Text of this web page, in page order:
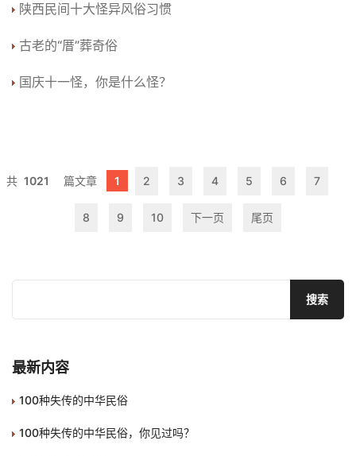
陕西民间十大怪异风俗习惯
古老的“厝”葬奇俗
国庆十一怪，你是什么怪？
1021 1 2 3 4 5 6 7
8 9 10 下一页 尾页
最新内容
100种失传的中华民俗
100种失传的中华民俗，你见过吗？